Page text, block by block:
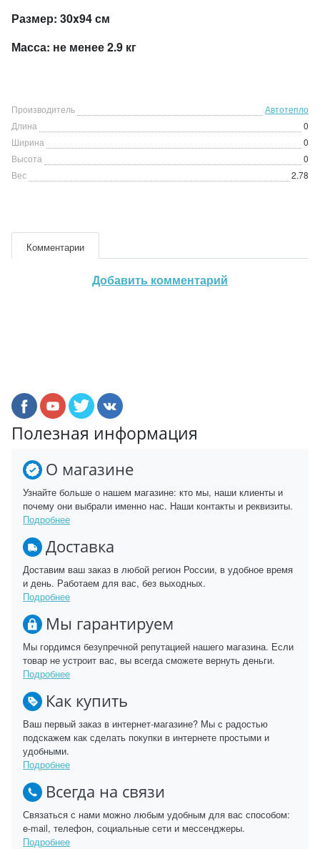
Размер: 30x94 см
Масса: не менее 2.9 кг
Производитель
Автотепло
Длина
0
Ширина
0
Высота
0
Вес
2.78
Комментарии
Добавить комментарий
Полезная информация
О магазине
Узнайте больше о нашем магазине: кто мы, наши клиенты и
почему они выбрали именно нас. Наши контакты и реквизиты.
Подробнее
Доставка
Доставим ваш заказ в любой регион России, в удобное время
и день. Работаем для вас, без выходных.
Подробнее
Мы гарантируем
Мы гордимся безупречной репутацией нашего магазина. Если
товар не устроит вас, вы всегда сможете вернуть деньги.
Подробнее
Как купить
Ваш первый заказ в интернет-магазине? Мы с радостью
подскажем как сделать покупки в интернете простыми и
удобными.
Подробнее
Всегда на связи
Связаться с нами можно любым удобным для вас способом:
e-mail, телефон, социальные сети и мессенджеры.
Подробнее